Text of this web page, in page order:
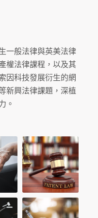
一般法律與英美法律
權法律課程，以及其
因科技發展衍生的網
新興法律課題，深植
。